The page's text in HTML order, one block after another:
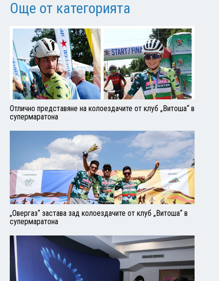
Още от категорията
Отлично представяне на колоездачите от клуб „Витоша“ в
супермаратона
„Овергаз“ застава зад колоездачите от клуб „Витоша“ в
супермаратона